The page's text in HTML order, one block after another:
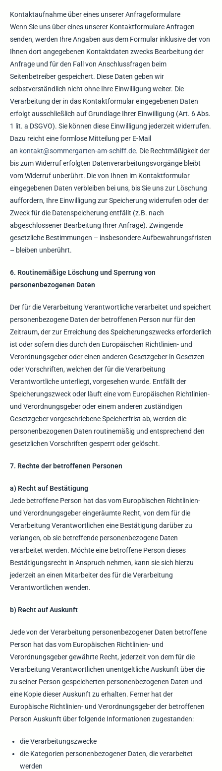
Kontaktaufnahme über eines unserer Anfrageformulare
Wenn Sie uns über eines unserer Kontaktformulare Anfragen
senden, werden Ihre Angaben aus dem Formular inklusive der von
Ihnen dort angegebenen Kontaktdaten zwecks Bearbeitung der
Anfrage und für den Fall von Anschlussfragen beim
Seitenbetreiber gespeichert. Diese Daten geben wir
selbstverständlich nicht ohne Ihre Einwilligung weiter. Die
Verarbeitung der in das Kontaktformular eingegebenen Daten
erfolgt ausschließlich auf Grundlage Ihrer Einwilligung (Art. 6 Abs.
1 lit. a DSGVO). Sie können diese Einwilligung jederzeit widerrufen.
Dazu reicht eine formlose Mitteilung per E-Mail
an kontakt@sommergarten-am-schiff.de. Die Rechtmäßigkeit der
bis zum Widerruf erfolgten Datenverarbeitungsvorgänge bleibt
vom Widerruf unberührt. Die von Ihnen im Kontaktformular
eingegebenen Daten verbleiben bei uns, bis Sie uns zur Löschung
auffordern, Ihre Einwilligung zur Speicherung widerrufen oder der
Zweck für die Datenspeicherung entfällt (z.B. nach
abgeschlossener Bearbeitung Ihrer Anfrage). Zwingende
gesetzliche Bestimmungen – insbesondere Aufbewahrungsfristen
– bleiben unberührt.
6. Routinemäßige Löschung und Sperrung von
personenbezogenen Daten
Der für die Verarbeitung Verantwortliche verarbeitet und speichert
personenbezogene Daten der betroffenen Person nur für den
Zeitraum, der zur Erreichung des Speicherungszwecks erforderlich
ist oder sofern dies durch den Europäischen Richtlinien- und
Verordnungsgeber oder einen anderen Gesetzgeber in Gesetzen
oder Vorschriften, welchen der für die Verarbeitung
Verantwortliche unterliegt, vorgesehen wurde. Entfällt der
Speicherungszweck oder läuft eine vom Europäischen Richtlinien-
und Verordnungsgeber oder einem anderen zuständigen
Gesetzgeber vorgeschriebene Speicherfrist ab, werden die
personenbezogenen Daten routinemäßig und entsprechend den
gesetzlichen Vorschriften gesperrt oder gelöscht.
7. Rechte der betroffenen Personen
a) Recht auf Bestätigung
Jede betroffene Person hat das vom Europäischen Richtlinien-
und Verordnungsgeber eingeräumte Recht, von dem für die
Verarbeitung Verantwortlichen eine Bestätigung darüber zu
verlangen, ob sie betreffende personenbezogene Daten
verarbeitet werden. Möchte eine betroffene Person dieses
Bestätigungsrecht in Anspruch nehmen, kann sie sich hierzu
jederzeit an einen Mitarbeiter des für die Verarbeitung
Verantwortlichen wenden.
b) Recht auf Auskunft
Jede von der Verarbeitung personenbezogener Daten betroffene
Person hat das vom Europäischen Richtlinien- und
Verordnungsgeber gewährte Recht, jederzeit von dem für die
Verarbeitung Verantwortlichen unentgeltliche Auskunft über die
zu seiner Person gespeicherten personenbezogenen Daten und
eine Kopie dieser Auskunft zu erhalten. Ferner hat der
Europäische Richtlinien- und Verordnungsgeber der betroffenen
Person Auskunft über folgende Informationen zugestanden:
die Verarbeitungszwecke
die Kategorien personenbezogener Daten, die verarbeitet
werden